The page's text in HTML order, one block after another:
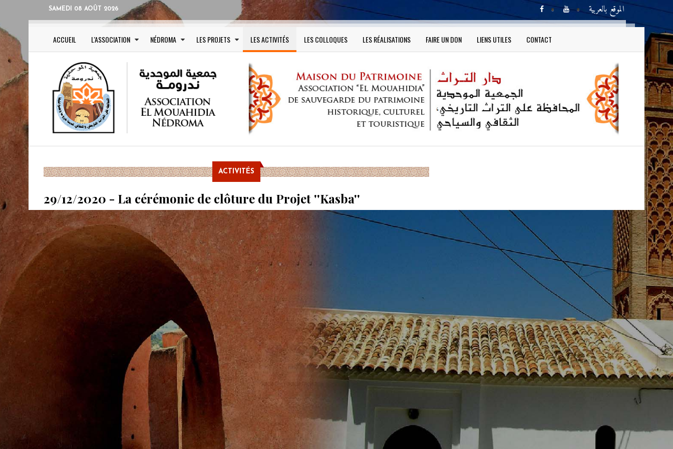
SAMEDI 08 AOÛT 2026 الموقع بالعربية
ACCUEIL L'ASSOCIATION NÉDROMA LES PROJETS LES ACTIVITÉS LES COLLOQUES LES RÉALISATIONS FAIRE UN DON LIENS UTILES CONTACT
ACTIVITÉS
29/12/2020 - La cérémonie de clôture du Projet ''Kasba''